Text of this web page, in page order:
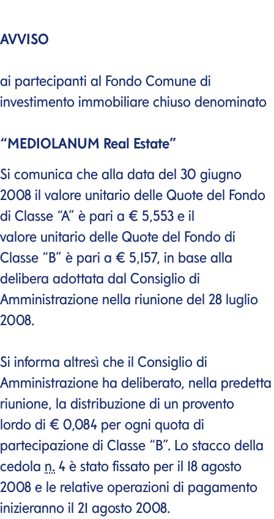
AVVISO
ai partecipanti al Fondo Comune di
investimento immobiliare chiuso denominato
“MEDIOLANUM Real Estate”
Si comunica che alla data del 30 giugno
2008 il valore unitario delle Quote del Fondo
di Classe “A” è pari a € 5,553 e il
valore unitario delle Quote del Fondo di
Classe “B” è pari a € 5,157, in base alla
delibera adottata dal Consiglio di
Amministrazione nella riunione del 28 luglio
2008.
Si informa altresì che il Consiglio di
Amministrazione ha deliberato, nella predetta
riunione, la distribuzione di un provento
lordo di € 0,084 per ogni quota di
partecipazione di Classe “B”. Lo stacco della
cedola n. 4 è stato fissato per il 18 agosto
2008 e le relative operazioni di pagamento
inizieranno il 21 agosto 2008.